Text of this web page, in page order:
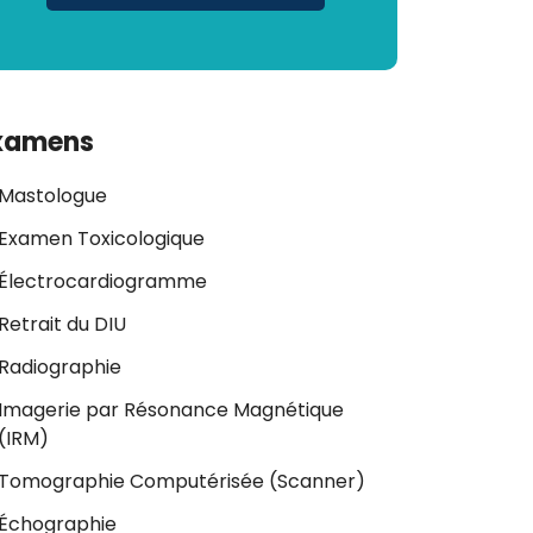
Toxicologique
du DIU
par Résonance Magnétique
Computérisée (Scanner)